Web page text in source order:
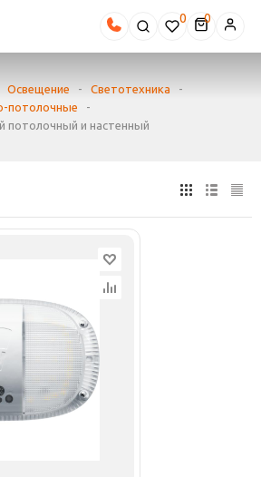
0
Освещение - Светотехника
-
потолочные
-
потолочный и настенный